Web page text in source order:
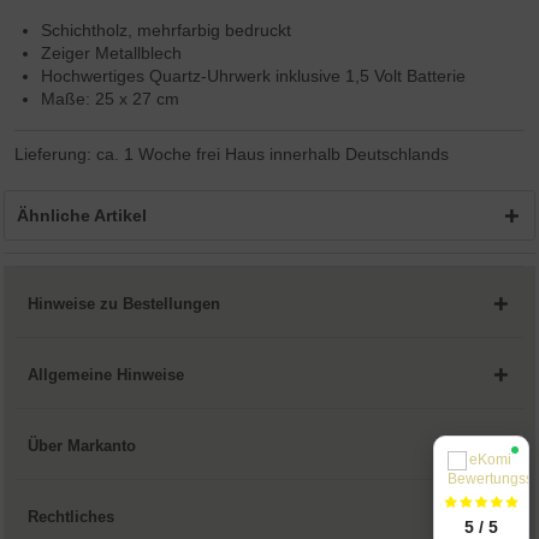
Schichtholz, mehrfarbig bedruckt
Zeiger Metallblech
Hochwertiges Quartz-Uhrwerk inklusive 1,5 Volt Batterie
Maße: 25 x 27 cm
Lieferung: ca. 1 Woche frei Haus innerhalb Deutschlands
Ähnliche Artikel
Hinweise zu Bestellungen
Allgemeine Hinweise
Über Markanto
Rechtliches
5 / 5